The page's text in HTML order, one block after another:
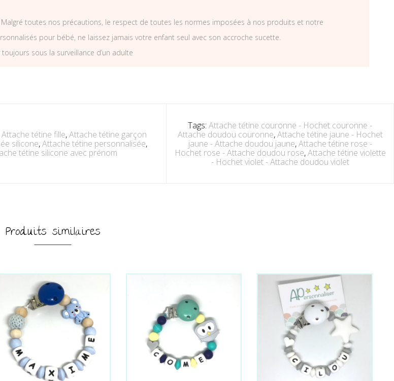
toutes nos précautions, le respect de toutes les normes imposées à nos produits et notre
pour bébé, ne laissez jamais votre enfant seul avec son accroche sucette.
toujours sous la surveillance d’un adulte
Attache tétine fille,Attache tétine garçon
silicone,Attache tétine personnalisée,
tétine silicone avec prénom
Tags: Attache tétine couronne - Hochet couronne -
Attache doudou couronne,Attache tétine jaune - Hochet
jaune - Attache doudou jaune,Attache tétine rose -
Hochet rose - Attache doudou rose,Attache tétine violette
- Hochet violet - Attache doudou violet
Produits similaires